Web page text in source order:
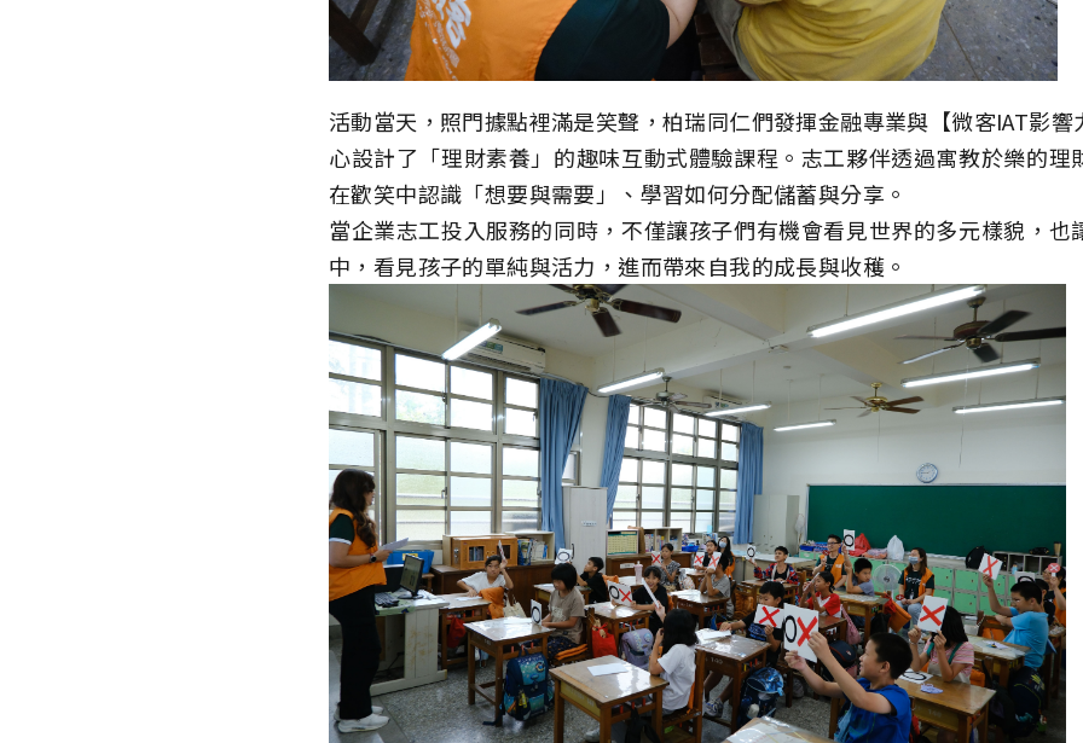
活動當天，照門據點裡滿是笑聲，柏瑞同仁們發揮金融專業與【微客IAT影
心設計了「理財素養」的趣味互動式體驗課程。志工夥伴透過寓教於樂的理
在歡笑中認識「想要與需要」、學習如何分配儲蓄與分享。
當企業志工投入服務的同時，不僅讓孩子們有機會看見世界的多元樣貌，也
中，看見孩子的單純與活力，進而帶來自我的成長與收穫。